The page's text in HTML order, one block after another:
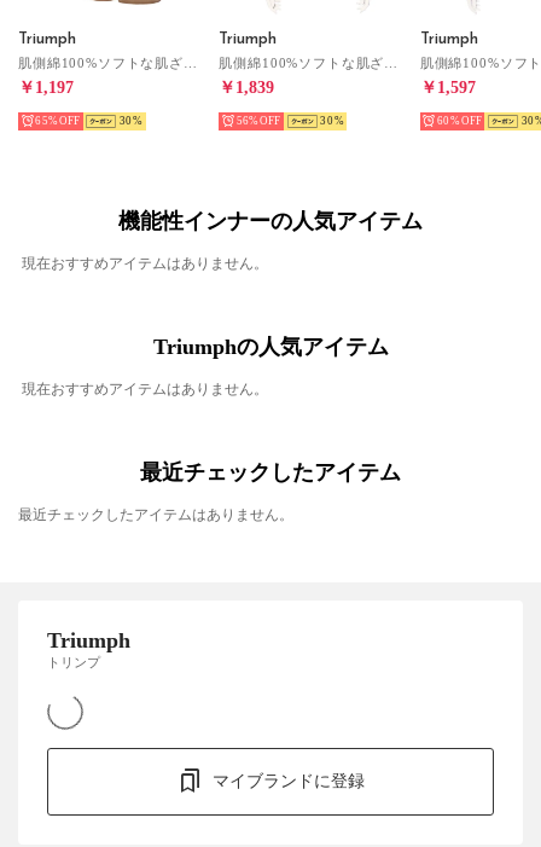
Triumph
￥1,197
65% 30
Triumph
￥1,839
56% 30
Triumph
￥1,597
60% 30
機能性インナーの人気アイテム
現在おすすめアイテムはありません。
Triumphの人気アイテム
現在おすすめアイテムはありません。
最近チェックしたアイテム
最近チェックしたアイテムはありません。
Triumph
トリンプ
マイブランドに登録